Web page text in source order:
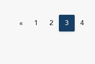
« 1 2 3 4